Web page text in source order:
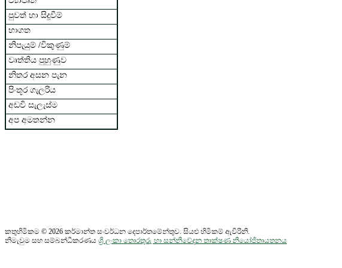
පුවත් හා සිදූවීම්
භාගත
නිපැයුම් /විකුණුම්
වෘත්තිය පුහුණුව
නිතර අසන පැන
පිංතූර ගැලරිය
අඩවි සැලැස්ම
අප අමතන්න
කතුහිමිකම © 2026 කර්මාන්ත සංවර්ධන දෙපාර්තමේන්තුව. සියළු හිමිකම් ඇවිරිනි.
නිමැවුම සහ සම්බන්ධීකරණය ශ්‍රි ලංකා තොරතුරු හා සන්නිවේදන තාක්ෂණ නියෝජිතායතනය